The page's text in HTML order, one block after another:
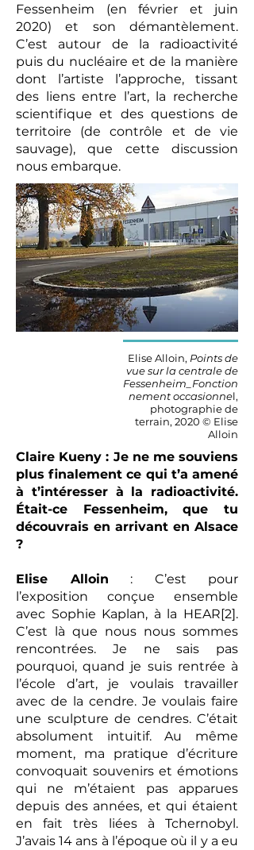
Fessenheim (en février et juin
2020) et son démantèlement.
C’est autour de la radioactivité
puis du nucléaire et de la manière
dont l’artiste l’approche, tissant
des liens entre l’art, la recherche
scientifique et des questions de
territoire (de contrôle et de vie
sauvage), que cette discussion
nous embarque.
Elise Alloin, Points de
vue sur la centrale de
Fessenheim_Fonction
nement occasionnel,
photographie de
terrain, 2020 © Elise
Alloin
Claire Kueny : Je ne me souviens
plus finalement ce qui t’a amené
à t’intéresser à la radioactivité.
Était-ce Fessenheim, que tu
découvrais en arrivant en Alsace
?
Elise Alloin : C’est pour
l’exposition conçue ensemble
avec Sophie Kaplan, à la HEAR[2].
C’est là que nous nous sommes
rencontrées. Je ne sais pas
pourquoi, quand je suis rentrée à
l’école d’art, je voulais travailler
avec de la cendre. Je voulais faire
une sculpture de cendres. C’était
absolument intuitif. Au même
moment, ma pratique d’écriture
convoquait souvenirs et émotions
qui ne m’étaient pas apparues
depuis des années, et qui étaient
en fait très liées à Tchernobyl.
J’avais 14 ans à l’époque où il y a eu